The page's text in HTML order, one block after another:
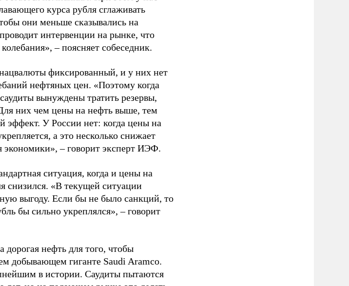
курса рубля сглаживать
они меньше сказывались на
интервенции на рынке, что
– поясняет собеседник.
фиксированный, и у них нет
нефтяных цен. «Поэтому когда
вынуждены тратить резервы,
них чем цены на нефть выше, тем
эффект. У России нет: когда цены на
а это несколько снижает
– говорит эксперт ИЭФ.
ситуация, когда и цены на
снизился. «В текущей ситуации
выгоду. Если бы не было санкций, то
бы сильно укреплялся», – говорит
нефть для того, чтобы
добывающем гиганте Saudi Aramco.
в истории. Саудиты пытаются